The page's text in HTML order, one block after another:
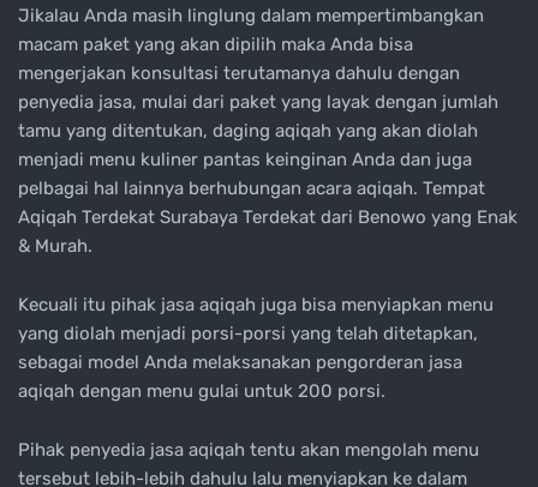
Jikalau Anda masih linglung dalam mempertimbangkan
macam paket yang akan dipilih maka Anda bisa
mengerjakan konsultasi terutamanya dahulu dengan
penyedia jasa, mulai dari paket yang layak dengan jumlah
tamu yang ditentukan, daging aqiqah yang akan diolah
menjadi menu kuliner pantas keinginan Anda dan juga
pelbagai hal lainnya berhubungan acara aqiqah. Tempat
Aqiqah Terdekat Surabaya Terdekat dari Benowo yang Enak
& Murah.
Kecuali itu pihak jasa aqiqah juga bisa menyiapkan menu
yang diolah menjadi porsi-porsi yang telah ditetapkan,
sebagai model Anda melaksanakan pengorderan jasa
aqiqah dengan menu gulai untuk 200 porsi.
Pihak penyedia jasa aqiqah tentu akan mengolah menu
tersebut lebih-lebih dahulu lalu menyiapkan ke dalam